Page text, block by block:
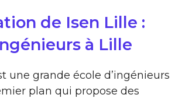
de Isen Lille :
à Lille
une grande école d’ingénieurs
plan qui propose des